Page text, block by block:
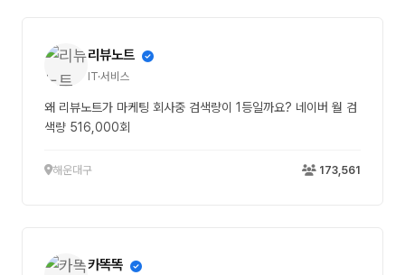
리뷰노트
IT·서비스
왜 리뷰노트가 마케팅 회사중 검색량이 1등일까요? 네이버 월 검
색량 516,000회
해운대구 173,561
카똑똑